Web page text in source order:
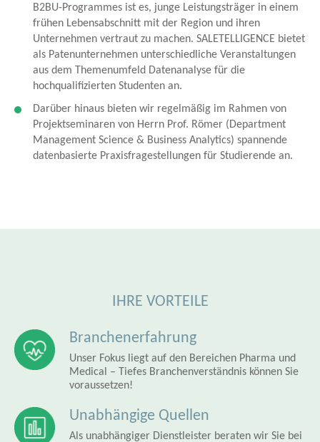
B2BU-Programmes ist es, junge Leistungsträger in einem
frühen Lebensabschnitt mit der Region und ihren
Unternehmen vertraut zu machen. SALETELLIGENCE bietet
als Patenunternehmen unterschiedliche Veranstaltungen
aus dem Themenumfeld Datenanalyse für die
hochqualifizierten Studenten an.
Darüber hinaus bieten wir regelmäßig im Rahmen von
Projektseminaren von Herrn Prof. Römer (Department
Management Science & Business Analytics) spannende
datenbasierte Praxisfragestellungen für Studierende an.
IHRE VORTEILE
Branchenerfahrung
Unser Fokus liegt auf den Bereichen Pharma und
Medical – Tiefes Branchenverständnis können Sie
voraussetzen!
Unabhängige Quellen
Als unabhängiger Dienstleister beraten wir Sie bei